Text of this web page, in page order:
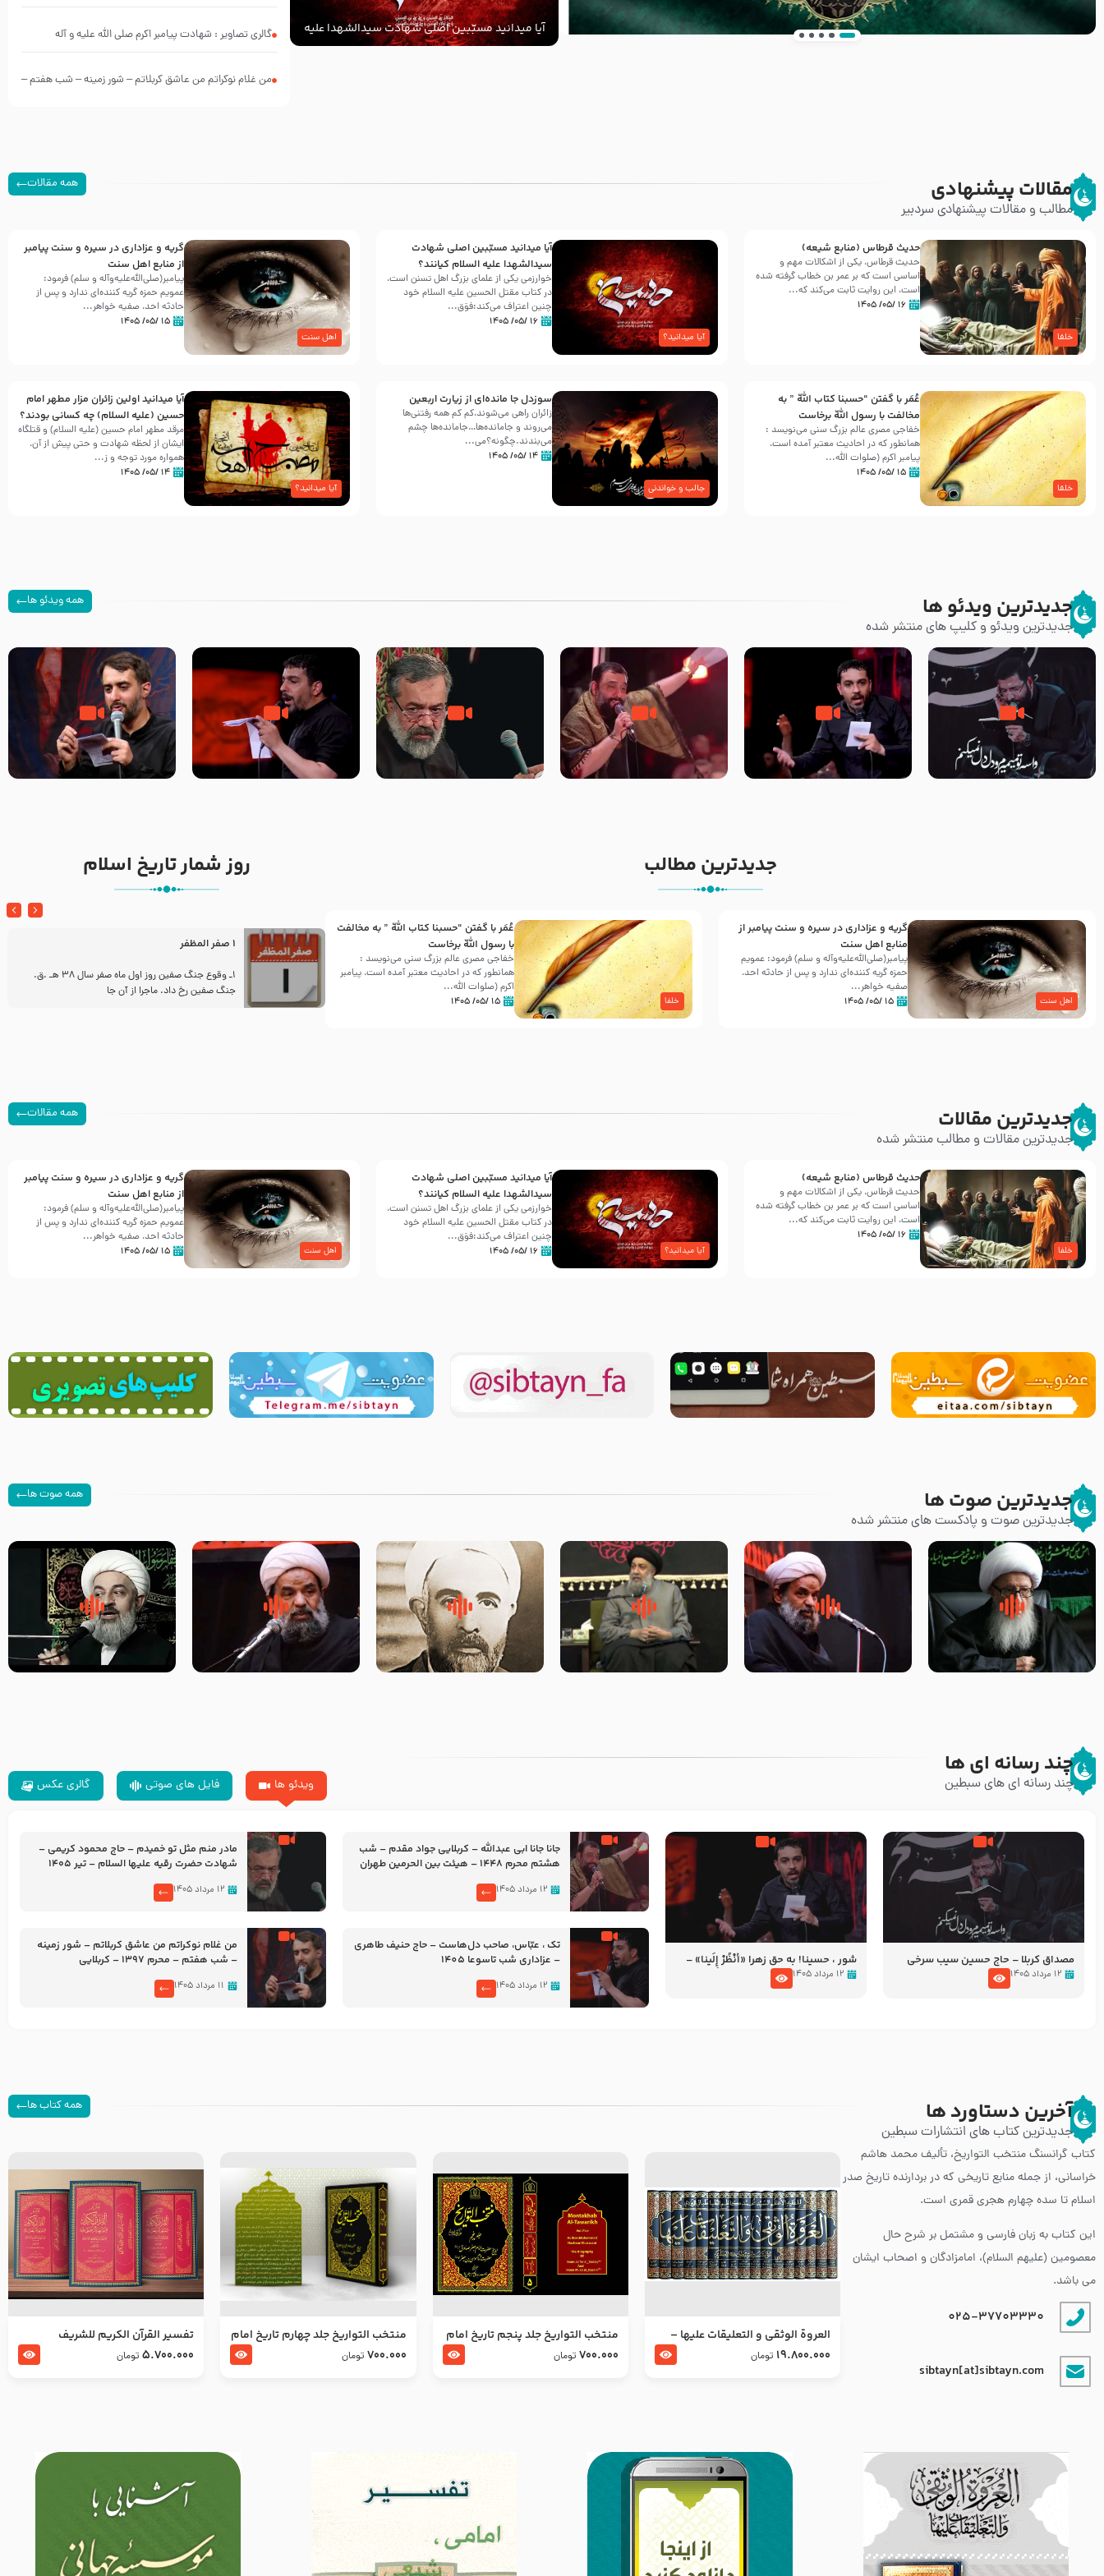
آیا میدانید مسبّبین اصلی شهادت سیدالشهدا علیه
‌السلام کیانند؟
گالری تصاویر : شهادت پیامبر اکرم صلی الله علیه و آله
من غلام نوکراتم من عاشق کربلاتم – شور زمینه – شب هفتم –
مقالات پیشنهادی
مطالب و مقالات پیشنهادی سردبیر
همه مقالات
خلفا
حدیث قرطاس (منابع شیعه)
حدیث قرطاس، یکی از اشکالات مهم و
اساسی است که بر عمر بن خطاب گرفته شده
است، این روایت ثابت می‌کند که...
۱۶ /۰۵/ ۱۴۰۵
آیا میدانید؟
آیا میدانید مسبّبین اصلی شهادت
سیدالشهدا علیه ‌السلام کیانند؟
خوارزمی یکی از علمای بزرگ اهل تسنن است،
در کتاب مقتل الحسین علیه ‌السلام خود
چنین اعتراف می‌کند:فوَق...
۱۶ /۰۵/ ۱۴۰۵
اهل سنت
گریه و عزاداری در سیره و سنت پیامبر
از منابع اهل سنت
پیامبر(صلی‌الله‌علیه‌وآله و سلم) فرمود:
عمویم حمزه گریه کننده‌ای ندارد و پس از
حادثه احد، صفیه خواهر...
۱۵ /۰۵/ ۱۴۰۵
خلفا
عُمَر با گفتن “حسبنا كتاب اللّه ” به
مخالفت با رسول اللّه برخاست
خفاجی مصری عالم بزرگ سنی می‌نویسد :
همانطور که در احادیث معتبر آمده است،
پیامبر اکرم (صلوات اللّه...
۱۵ /۰۵/ ۱۴۰۵
جالب و خواندنی
سوزدل جا مانده‌ای از زیارت اربعین
زائران راهی می‌شوند،کم‌ کم همه رفتنی‌ها
می‌روند و جامانده‌ها…جامانده‌ها چشم
می‌بندند.چگونه؟می‌...
۱۴ /۰۵/ ۱۴۰۵
آیا میدانید؟
آیا میدانید اولین زائران مزار مطهر امام
حسین (علیه السلام) چه کسانی بودند؟
مرقد مطهر امام حسین (علیه السلام) و قتلگاه
ایشان از لحظه شهادت و حتی پیش از آن،
همواره مورد توجه و ز...
۱۴ /۰۵/ ۱۴۰۵
جدیدترین ویدئو ها
جدیدترین ویدئو و کلیپ های منتشر شده
همه ویدئو ها
مصداق کربلا – حاج حسین سیب
شور ، حسینا! به‌ حق زهرا «أُنْظُرْ
إِلَینا» – عزاداری شب هفتم ماه
جانا جانا ابی عبدالله – کربلایی
جواد مقدم – شب هشتم محرم
مادر منم مثل تو خمیدم – حاج
محمود کریمی – شهادت حضرت
تک ، عبّاس، صاحب دل‌هاست –
حاج حنیف طاهری – عزاداری شب
من غلام نوکراتم من عاشق
کربلاتم – شور زمینه – شب هفتم
جدیدترین مطالب
اهل سنت
گریه و عزاداری در سیره و سنت پیامبر از
منابع اهل سنت
پیامبر(صلی‌الله‌علیه‌وآله و سلم) فرمود: عمویم
حمزه گریه کننده‌ای ندارد و پس از حادثه احد،
صفیه خواهر...
۱۵ /۰۵/ ۱۴۰۵ خلفا
عُمَر با گفتن “حسبنا كتاب اللّه ” به مخالفت
با رسول اللّه برخاست
خفاجی مصری عالم بزرگ سنی می‌نویسد :
همانطور که در احادیث معتبر آمده است، پیامبر
اکرم (صلوات اللّه...
۱۵ /۰۵/ ۱۴۰۵
روز شمار تاریخ اسلام
30 صفر المظفر
شهادت حضرت علی بن موسی الرضا (علیه السلام) در روز
آخـر صفر سـال 203 هـ .ق. هشـتمین اختر تابناک امامت
1 صفر المظفر
1ـ وقوع جنگ صفین روز اول ماه صفر سال 38 هـ .ق.
جنگ صفین رخ داد. ماجرا از آن جا
جدیدترین مقالات
جدیدترین مقالات و مطالب منتشر شده
همه مقالات
خلفا
حدیث قرطاس (منابع شیعه)
حدیث قرطاس، یکی از اشکالات مهم و
اساسی است که بر عمر بن خطاب گرفته شده
است، این روایت ثابت می‌کند که...
۱۶ /۰۵/ ۱۴۰۵
آیا میدانید؟
آیا میدانید مسبّبین اصلی شهادت
سیدالشهدا علیه ‌السلام کیانند؟
خوارزمی یکی از علمای بزرگ اهل تسنن است،
در کتاب مقتل الحسین علیه ‌السلام خود
چنین اعتراف می‌کند:فوَق...
۱۶ /۰۵/ ۱۴۰۵ اهل سنت
گریه و عزاداری در سیره و سنت پیامبر
از منابع اهل سنت
پیامبر(صلی‌الله‌علیه‌وآله و سلم) فرمود:
عمویم حمزه گریه کننده‌ای ندارد و پس از
حادثه احد، صفیه خواهر...
۱۵ /۰۵/ ۱۴۰۵
جدیدترین صوت ها
جدیدترین صوت و پادکست های منتشر شده
همه صوت ها
زوّار اربعین امام حسین (علیه
السلام) با این اشتیاق به زیارت
روضه جانسوز پاره های جگر امام
حسن مجتبی علیه السلام-حجت
لقب حضرت رقیه سلام الله علیها
به چه معناست – حجت الاسلام
روضه‌ی مجلس یزید ملعون و
اسارت اهل‌بیت علیهم‌السلام –
سلام جوانی که امام حسین علیه
السلام خودش جوابش را دادند
زیارتی که اسباب رزق زیاد و عمر
طولانی است حجت السلام حسین
چند رسانه ای ها
چند رسانه ای های سبطین ویدئو ها فایل های صوتی گالری عکس
مصداق کربلا – حاج حسین سیب سرخی
۱۲ مرداد ۱۴۰۵
شور ، حسینا! به‌ حق زهرا «أُنْظُرْ إِلَینا» –
عزاداری شب هفتم ماه محرّم 1405
۱۲ مرداد ۱۴۰۵
جانا جانا ابی عبدالله – کربلایی جواد مقدم – شب
هشتم محرم 1448 – هیئت بین الحرمین طهران
۱۲ مرداد ۱۴۰۵
مادر منم مثل تو خمیدم – حاج محمود کریمی –
شهادت حضرت رقیه علیها السلام – تیر ۱۴۰۵
۱۲ مرداد ۱۴۰۵
تک ، عبّاس، صاحب دل‌هاست – حاج حنیف طاهری
– عزاداری شب تاسوعا 1405
۱۲ مرداد ۱۴۰۵
من غلام نوکراتم من عاشق کربلاتم – شور زمینه
– شب هفتم – محرم 1397 – کربلایی
۱۱ مرداد ۱۴۰۵
آخرین دستاورد ها
جدیدترین کتاب های انتشارات سبطین
همه کتاب ها
کتاب گرانسنگ منتخب التواريخ، تألیف محمد هاشم
خراسانی، از جمله منابع تاریخی که در بردارنده تاریخ صدر
اسلام تا سده چهارم هجری قمری است.
این کتاب به زبان فارسی و مشتمل بر شرح حال
معصومین (علیهم السلام)، امامزادگان و اصحاب ایشان
می باشد.
025-37703330
sibtayn[at]sibtayn.com
العروة الوثقى و التعليقات عليها –
طرح جدید
19.800.000 تومان
منتخب التواریخ جلد پنجم تاریخ امام
جعفر صادق و امام موسی بن جعفر
700.000 تومان
منتخب التواریخ جلد چهارم تاریخ امام
زین العابدین و امام محمد باقر
700.000 تومان
تفسير القرآن الكريم للشريف
المرتضي قدس سرّه
5.700.000 تومان